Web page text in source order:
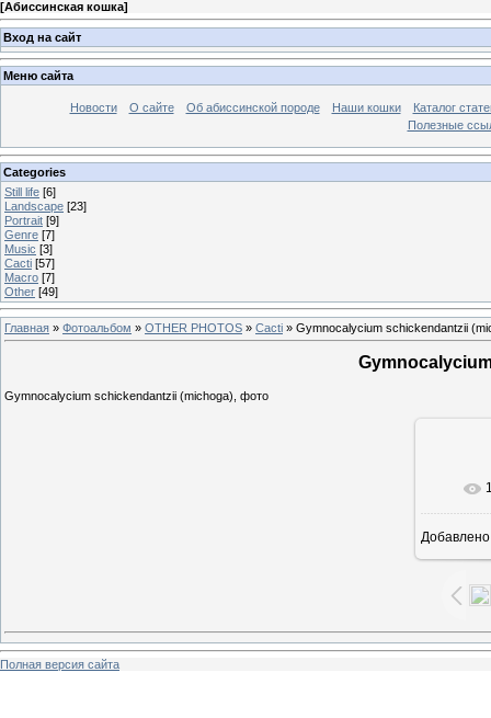
[Абиссинская кошка]
Вход на сайт
Меню сайта
Новости О сайте Об абиссинской породе Наши кошки
Каталог
Полезные
Categories
Still life [6]
Landscape [23]
Portrait [9]
Genre [7]
Music [3]
Cacti [57]
Macro [7]
Other [49]
Главная » Фотоальбом » OTHER PHOTOS » Cacti » Gymnocalycium schickendantzii
Gymnocalycium schickendantzii (michoga), фото
В
Добавлено
Полная версия сайта